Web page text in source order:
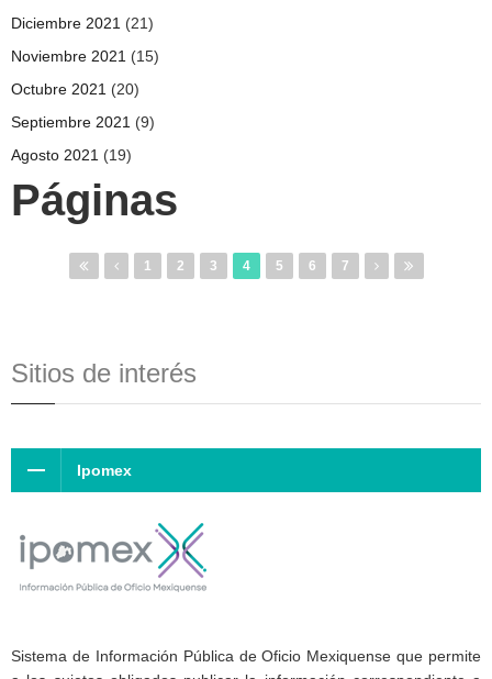
Diciembre 2021 (21)
Noviembre 2021 (15)
Octubre 2021 (20)
Septiembre 2021 (9)
Agosto 2021 (19)
Páginas
1 2 3 4 5 6 7
Sitios de interés
Ipomex
Sistema de Información Pública de Oficio Mexiquense que permite